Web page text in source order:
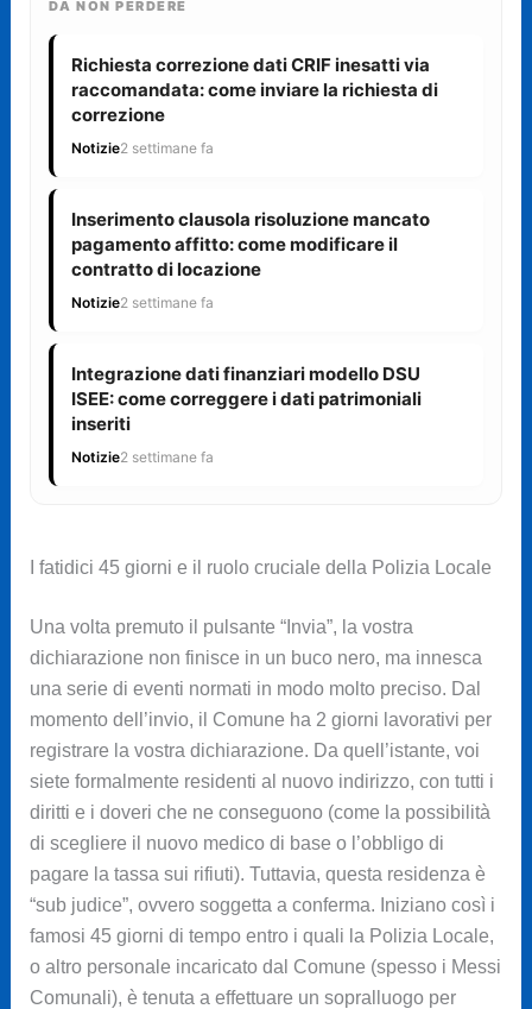
DA NON PERDERE
Richiesta correzione dati CRIF inesatti via
raccomandata: come inviare la richiesta di
correzione
Notizie2 settimane fa
Inserimento clausola risoluzione mancato
pagamento affitto: come modificare il
contratto di locazione
Notizie2 settimane fa
Integrazione dati finanziari modello DSU
ISEE: come correggere i dati patrimoniali
inseriti
Notizie2 settimane fa
I fatidici 45 giorni e il ruolo cruciale della Polizia Locale
Una volta premuto il pulsante “Invia”, la vostra
dichiarazione non finisce in un buco nero, ma innesca
una serie di eventi normati in modo molto preciso. Dal
momento dell’invio, il Comune ha 2 giorni lavorativi per
registrare la vostra dichiarazione. Da quell’istante, voi
siete formalmente residenti al nuovo indirizzo, con tutti i
diritti e i doveri che ne conseguono (come la possibilità
di scegliere il nuovo medico di base o l’obbligo di
pagare la tassa sui rifiuti). Tuttavia, questa residenza è
“sub judice”, ovvero soggetta a conferma. Iniziano così i
famosi 45 giorni di tempo entro i quali la Polizia Locale,
o altro personale incaricato dal Comune (spesso i Messi
Comunali), è tenuta a effettuare un sopralluogo per